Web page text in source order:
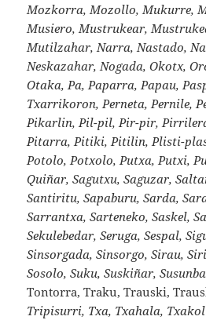
Mozkorra, Mozollo, Mukurre,
Musiero, Mustrukear,
Mutilzahar, Narra, Nastado,
Neskazahar, Nogada, Okotx,
Otaka, Pa, Paparra, Papau,
Txarrikoron, Perneta, Pernile,
Pikarlin, Pil-pil, Pir-pir,
Pitarra, Pitiki, Pitilin, Plisti-
Potolo, Potxolo, Putxa, Putxi,
Quiñar, Sagutxu, Saguzar,
Santiritu, Sapaburu, Sarda,
Sarrantxa, Sarteneko, Saskel,
Sekulebedar, Seruga, Sespal,
Sinsorgada, Sinsorgo, Sirau,
Sosolo, Suku, Suskiñar,
Tontorra, Traku, Trauski,
Tripisurri, Txa, Txahala,